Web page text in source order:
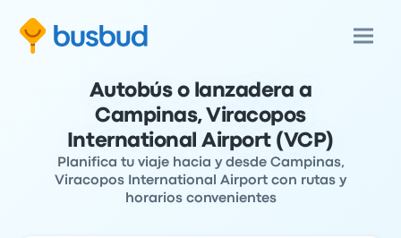
Autobús o lanzadera a
Campinas, Viracopos
International Airport (VCP)
Planifica tu viaje hacia y desde Campinas,
Viracopos International Airport con rutas y
horarios convenientes